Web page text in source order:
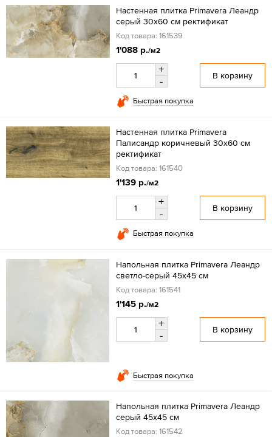
Настенная плитка Primavera Леандр
серый 30x60 см ректификат
Код товара: 161539
1'088 р./м2
+
-
В корзину
Быстрая покупка
Настенная плитка Primavera
Палисандр коричневый 30x60 см
ректификат
Код товара: 161540
1'139 р./м2
+
-
В корзину
Быстрая покупка
Напольная плитка Primavera Леандр
светло-серый 45x45 см
Код товара: 161541
1'145 р./м2
+
-
В корзину
Быстрая покупка
Напольная плитка Primavera Леандр
серый 45x45 см
Код товара: 161542